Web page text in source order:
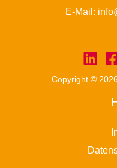
E-Mail:
Copyright ©